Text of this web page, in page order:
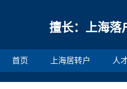
擅长：上海落
首页 上海居转户 人